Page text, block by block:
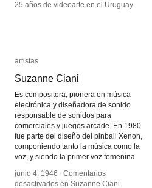
25 años de videoarte en el Uruguay
25 años de videoarte en el Uruguay
artistas
Suzanne Ciani
Es compositora, pionera en música
electrónica y diseñadora de sonido
responsable de sonidos para
comerciales y juegos arcade. En 1980
fue parte del diseño del pinball Xenon,
componiendo tanto la música como la
voz, y siendo la primer voz femenina
junio 4, 1946 / Comentarios
desactivados en Suzanne Ciani
artistas
Suzanne Ciani
junio 4, 1946 / Comentarios
desactivados en Suzanne Ciani